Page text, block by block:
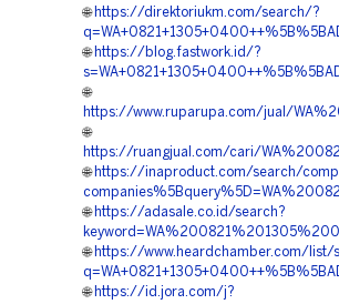
🌐 https://direktoriukm.com/search/?
🌐 https://blog.fastwork.id/?
🌐
https://www.ruparupa.com/jual/
🌐
https://ruangjual.com/cari/
🌐 https://inaproduct.com/search/
🌐 https://adasale.co.id/search?
🌐 https://www.heardchamber.com/list/
🌐 https://id.jora.com/j?